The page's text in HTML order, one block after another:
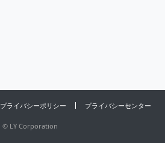
プライバシーポリシー プライバシーセンター
© LY Corporation